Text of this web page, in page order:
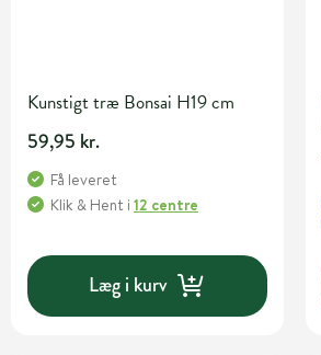
Kunstigt træ Bonsai H19 cm
59,95 kr.
Få leveret
Klik & Hent i 12 centre
Læg i kurv